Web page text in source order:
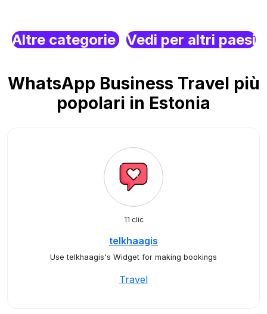
Altre categorie Vedi per altri paesi
WhatsApp Business Travel più
popolari in Estonia
11 clic
telkhaagis
Use telkhaagis's Widget for making bookings
Travel